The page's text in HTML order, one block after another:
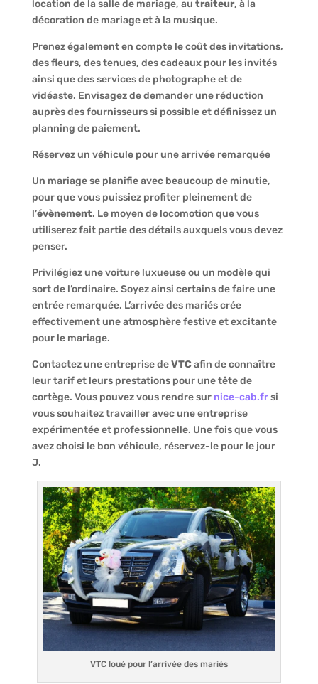
location de la salle de mariage, au traiteur, à la
décoration de mariage et à la musique.
Prenez également en compte le coût des invitations,
des fleurs, des tenues, des cadeaux pour les invités
ainsi que des services de photographe et de
vidéaste. Envisagez de demander une réduction
auprès des fournisseurs si possible et définissez un
planning de paiement.
Réservez un véhicule pour une arrivée remarquée
Un mariage se planifie avec beaucoup de minutie,
pour que vous puissiez profiter pleinement de
l’évènement. Le moyen de locomotion que vous
utiliserez fait partie des détails auxquels vous devez
penser.
Privilégiez une voiture luxueuse ou un modèle qui
sort de l’ordinaire. Soyez ainsi certains de faire une
entrée remarquée. L’arrivée des mariés crée
effectivement une atmosphère festive et excitante
pour le mariage.
Contactez une entreprise deVTCafin de connaître
leur tarif et leurs prestations pour une tête de
cortège. Vous pouvez vous rendre sur nice-cab.frsi
vous souhaitez travailler avec une entreprise
expérimentée et professionnelle. Une fois que vous
avez choisi le bon véhicule, réservez-le pour le jour
J.
VTC loué pour l’arrivée des mariés